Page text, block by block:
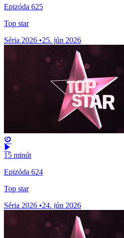
Epizóda 625
Top star
Séria 2026 •25. jún 2026
15 minút
Epizóda 624
Top star
Séria 2026 •24. jún 2026